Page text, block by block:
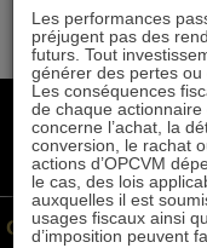
+33 1 84 79 90 24
gestion21@gestion21.fr
8 rue Volney, 75002 Paris
GESTION 21 ©
Les performances
préjugent pas des
futurs. Tout
générer des pertes ou
Les conséquences
de chaque actionnaire
concerne l’achat, la
conversion, le rachat
actions d’OPCVM
le cas, des lois
auxquelles il est
usages fiscaux ainsi
d’imposition peuvent